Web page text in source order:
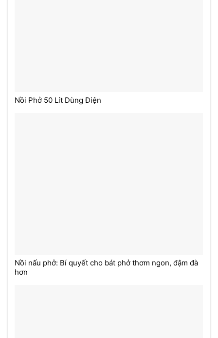
Nồi Phở 50 Lít Dùng Điện
Nồi nấu phở: Bí quyết cho bát phở thơm ngon, đậm đà
hơn